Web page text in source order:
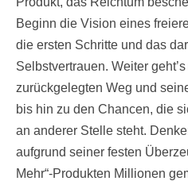
Beginn die Vision eines
die ersten Schritte und das
Selbstvertrauen. Weiter
zurückgelegten Weg und
bis hin zu den Chancen, die
an anderer Stelle steht.
aufgrund seiner festen
Mehr“-Produkten Millionen